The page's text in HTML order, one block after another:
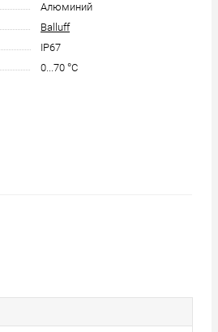
Алюминий
Balluff
IP67
0...70 °C